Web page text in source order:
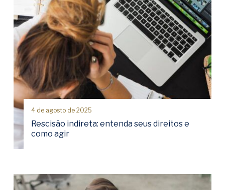
4 de agosto de 2025
Rescisão indireta: entenda seus direitos e
como agir